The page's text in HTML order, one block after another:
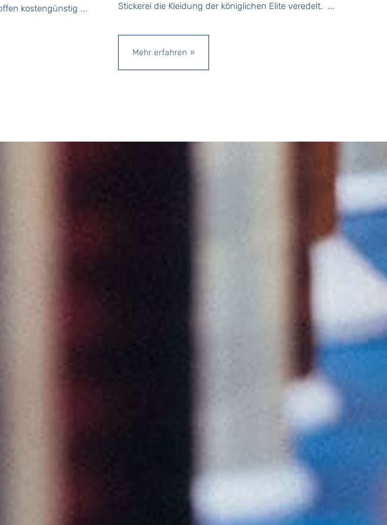
kostengünstig ...
Stickerei die Kleidung der königlichen Elite veredelt. ...
Mehr erfahren